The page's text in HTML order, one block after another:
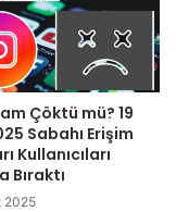
Çöktü mü? 19
Sabahı Erişim
Kullanıcıları
Bıraktı
2025